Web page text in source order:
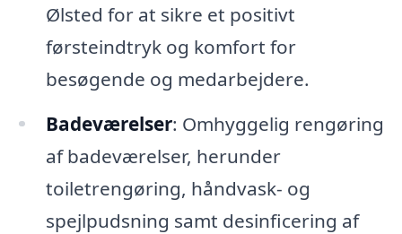
Ølsted for at sikre et positivt
førsteindtryk og komfort for
besøgende og medarbejdere.
Badeværelser: Omhyggelig rengøring
af badeværelser, herunder
toiletrengøring, håndvask- og
spejlpudsning samt desinficering af